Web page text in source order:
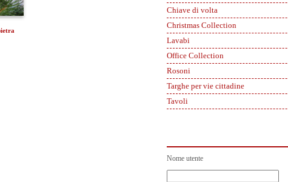
Chiave di volta
Christmas Collection
Lavabi
Office Collection
Rosoni
Targhe per vie cittadine
Tavoli
Nome utente